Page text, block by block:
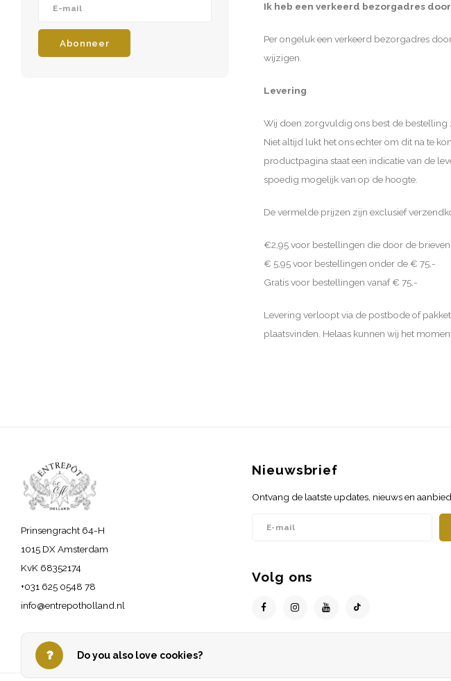
Abonneer
Ik heb een verkeerd bezorgadres
Per ongeluk een verkeerd bezorgadres
wijzigen.
Levering
Wij doen zorgvuldig ons best de bestelling
Niet altijd lukt het ons echter om dit na te
productpagina staat een indicatie van de
spoedig mogelijk van op de hoogte.
De vermelde prijzen zijn exclusief
€2,95 voor bestellingen die door de
€ 5,95 voor bestellingen onder de € 75,-
Gratis voor bestellingen vanaf € 75,-
Levering verloopt via de postbode of
plaatsvinden. Helaas kunnen wij het
Prinsengracht 64-H
1015 DX Amsterdam
KvK 68352174
+031 625 0548 78
info@entrepotholland.nl
Nieuwsbrief
Ontvang de laatste updates, nieuws en
Volg ons
Do you also love cookies?